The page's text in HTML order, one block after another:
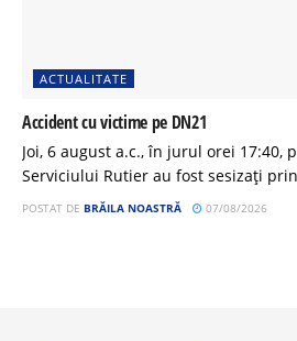
ACTUALITATE
Accident cu victime pe DN21
Joi, 6 august a.c., în jurul orei 17:40,
Serviciului Rutier au fost sesizați
POSTAT DE BRĂILA NOASTRĂ 07/08/2026